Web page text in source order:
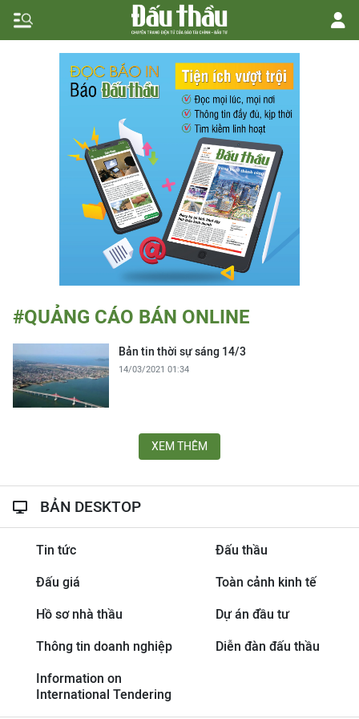
#QUẢNG CÁO BÁN ONLINE
Bản tin thời sự sáng 14/3
14/03/2021 01:34
XEM THÊM
BẢN DESKTOP
Tin tức Đấu thầu
Đấu giá Toàn cảnh kinh tế
Hồ sơ nhà thầu Dự án đầu tư
Thông tin doanh nghiệp Diễn đàn đấu thầu
Information on
International Tendering